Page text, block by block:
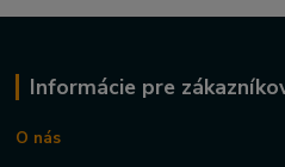
Informácie pre
O nás